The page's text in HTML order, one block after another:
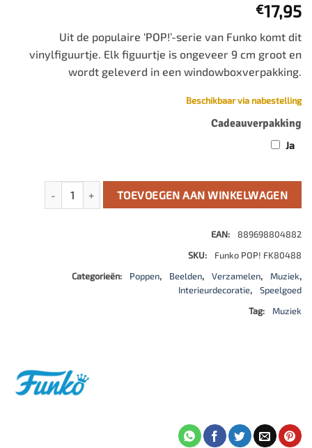
€17,95
Uit de populaire ‘POP!’-serie van Funko komt dit
vinylfiguurtje. Elk figuurtje is ongeveer 9 cm groot en
wordt geleverd in een windowboxverpakking.
Beschikbaar via nabestelling
Cadeauverpakking
Ja
Iron Maiden POP! Rocks Vinyl Figuur Senjutsu Eddie aantal
TOEVOEGEN AAN WINKELWAGEN
EAN:
889698804882
SKU:
Funko POP! FK80488
Categorieën:
Poppen, Beelden, Verzamelen, Muziek,
Interieurdecoratie,
Speelgoed
Tag:
Muziek